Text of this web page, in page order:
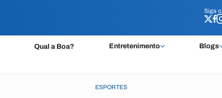
Siga
Qual a Boa? Entretenimento Blogs
Siga
ESPORTES